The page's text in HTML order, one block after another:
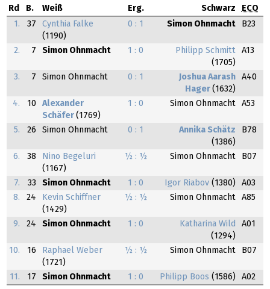
Rd B. Weiß Erg. Schwarz
ECO
1.
37
Cynthia Falke
(1190)
0 : 1 Simon Ohnmacht B23
2. 7 Simon Ohnmacht 1 : 0
Philipp Schmitt
(1705)
A13
3. 7 Simon Ohnmacht 0 : 1
Joshua Aarash
Hager (1632)
A40
4. 10
Alexander
Schäfer (1769)
1 : 0 Simon Ohnmacht A53
5. 26 Simon Ohnmacht 0 : 1
Annika Schätz
(1386)
B78
6. 38
Nino Begeluri
(1167)
½ : ½ Simon Ohnmacht B07
7. 33 Simon Ohnmacht 1 : 0 Igor Riabov (1380)
A03
8.
24
Kevin Schiffner
(1429)
½ : ½ Simon Ohnmacht A85
9. 24 Simon Ohnmacht 1 : 0
Katharina Wild
(1294)
A01
10. 16
Raphael Weber
(1721)
½ : ½ Simon Ohnmacht B07
11. 17 Simon Ohnmacht 1 : 0 Philipp Boos (1586) A02